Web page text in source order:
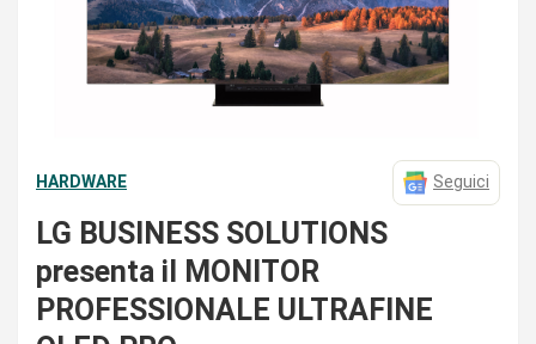
HARDWARE Seguici
LG BUSINESS SOLUTIONS
presenta il MONITOR
PROFESSIONALE ULTRAFINE